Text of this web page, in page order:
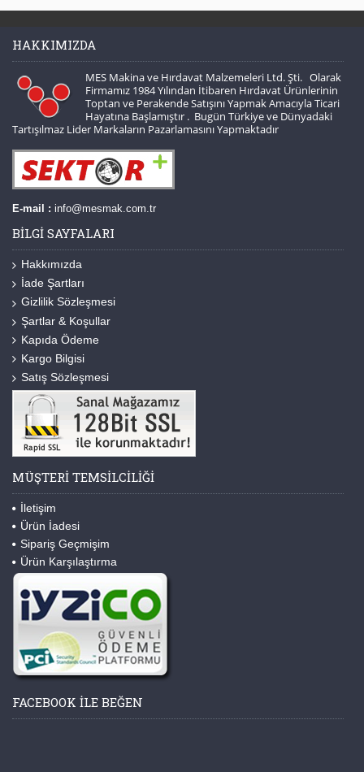
HAKKIMIZDA
MES Makina ve Hırdavat Malzemeleri Ltd. Şti. Olarak
Firmamız 1984 Yılından İtibaren Hırdavat Ürünlerinin
Toptan ve Perakende Satışını Yapmak Amacıyla Ticari
Hayatına Başlamıştır . Bugün Türkiye ve Dünyadaki
Tartışılmaz Lider Markaların Pazarlamasını Yapmaktadır
E-mail : info@mesmak.com.tr
BILGI SAYFALARI
Hakkımızda
İade Şartları
Gizlilik Sözleşmesi
Şartlar & Koşullar
Kapıda Ödeme
Kargo Bilgisi
Satış Sözleşmesi
MÜŞTERI TEMSILCILIĞI
İletişim
Ürün İadesi
Sipariş Geçmişim
Ürün Karşılaştırma
FACEBOOK ILE BEĞEN